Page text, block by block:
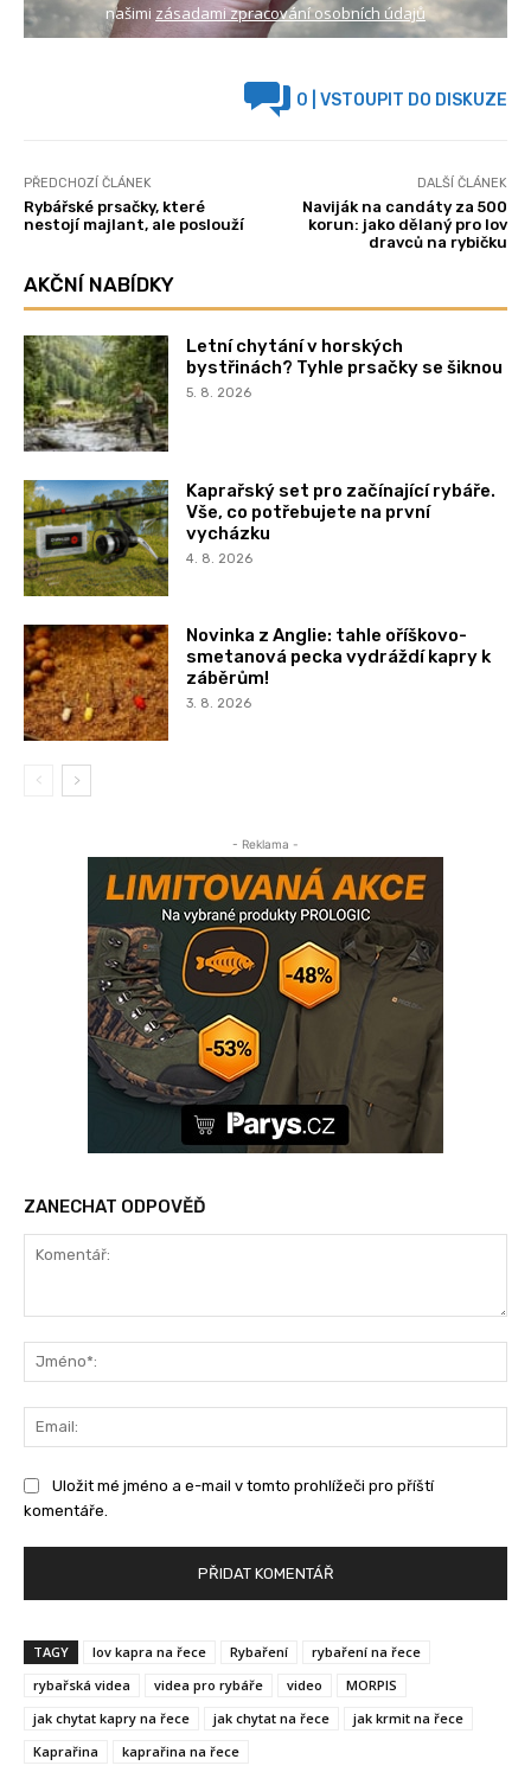
našimi zásadami zpracování osobních údajů
0 | VSTOUPIT DO DISKUZE
PŘEDCHOZÍ ČLÁNEK
Rybářské prsačky, které
nestojí majlant, ale poslouží
DALŠÍ ČLÁNEK
Naviják na candáty za 500
korun: jako dělaný pro lov
dravců na rybičku
AKČNÍ NABÍDKY
Letní chytání v horských
bystřinách? Tyhle prsačky se šiknou
5. 8. 2026
Kaprařský set pro začínající rybáře.
Vše, co potřebujete na první
vycházku
4. 8. 2026
Novinka z Anglie: tahle oříškovo-
smetanová pecka vydráždí kapry k
záběrům!
3. 8. 2026
- Reklama -
ZANECHAT ODPOVĚĎ
Uložit mé jméno a e-mail v tomto prohlížeči pro příští
komentáře.
TAGY lov kapra na řece Rybaření
rybaření na řece
rybařská videa
videa pro rybáře video
MORPIS
jak chytat kapry na řece
jak chytat na řece
jak krmit na řece
Kaprařina
kaprařina na řece